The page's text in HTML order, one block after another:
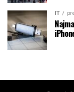
IT